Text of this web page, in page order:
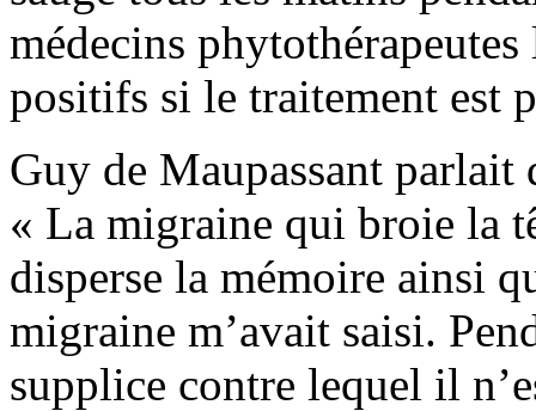
médecins
positifs si le traitement est
Guy de Maupassant parlait
« La migraine qui broie la
disperse la mémoire ainsi
migraine m’avait saisi.
supplice contre lequel il